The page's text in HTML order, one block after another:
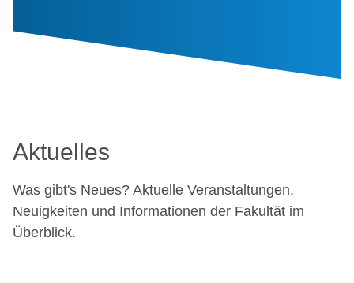
Aktuelles
Was gibt's Neues? Aktuelle Veranstaltungen,
Neuigkeiten und Informationen der Fakultät im
Überblick.